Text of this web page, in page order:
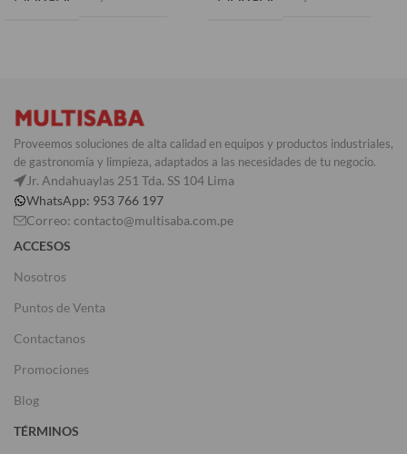
Proveemos soluciones de alta calidad en equipos y productos industriales,
de gastronomía y limpieza, adaptados a las necesidades de tu negocio.
Jr. Andahuaylas 251 Tda. SS 104 Lima
WhatsApp: 953 766 197
Correo: contacto@multisaba.com.pe
ACCESOS
Nosotros
Puntos de Venta
Contactanos
Promociones
Blog
TÉRMINOS